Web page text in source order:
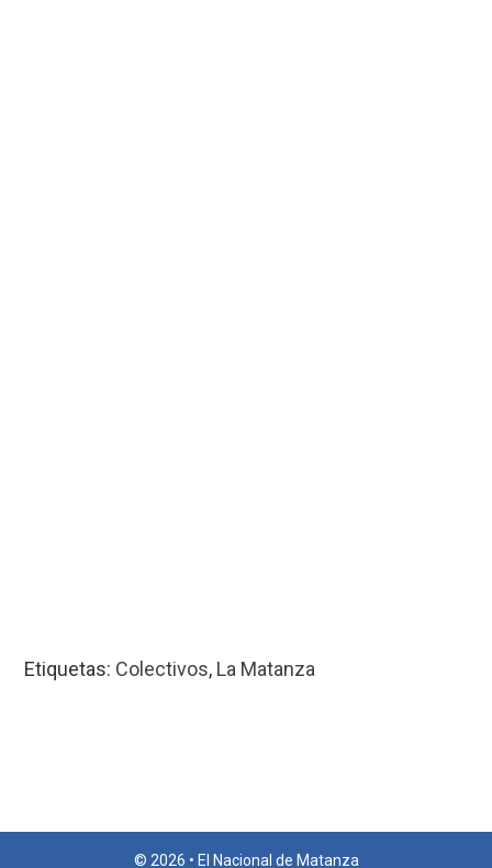
Etiquetas: Colectivos, La Matanza
© 2026 • El Nacional de Matanza